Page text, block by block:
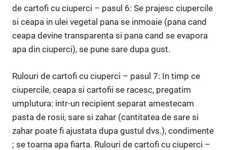
de cartofi cu ciuperci – pasul 6: Se prajesc ciupercile
si ceapa in ulei vegetal pana se inmoaie (pana cand
ceapa devine transparenta si pana cand se evapora
apa din ciuperci), se pune sare dupa gust.
Rulouri de cartofi cu ciuperci – pasul 7: In timp ce
ciupercile, ceapa si cartofii se racesc, pregatim
umplutura: intr-un recipient separat amestecam
pasta de rosii, sare si zahar (cantitatea de sare si
zahar poate fi ajustata dupa gustul dvs.), condimente
; se toarna apa fiarta. Rulouri de cartofi cu ciuperci –